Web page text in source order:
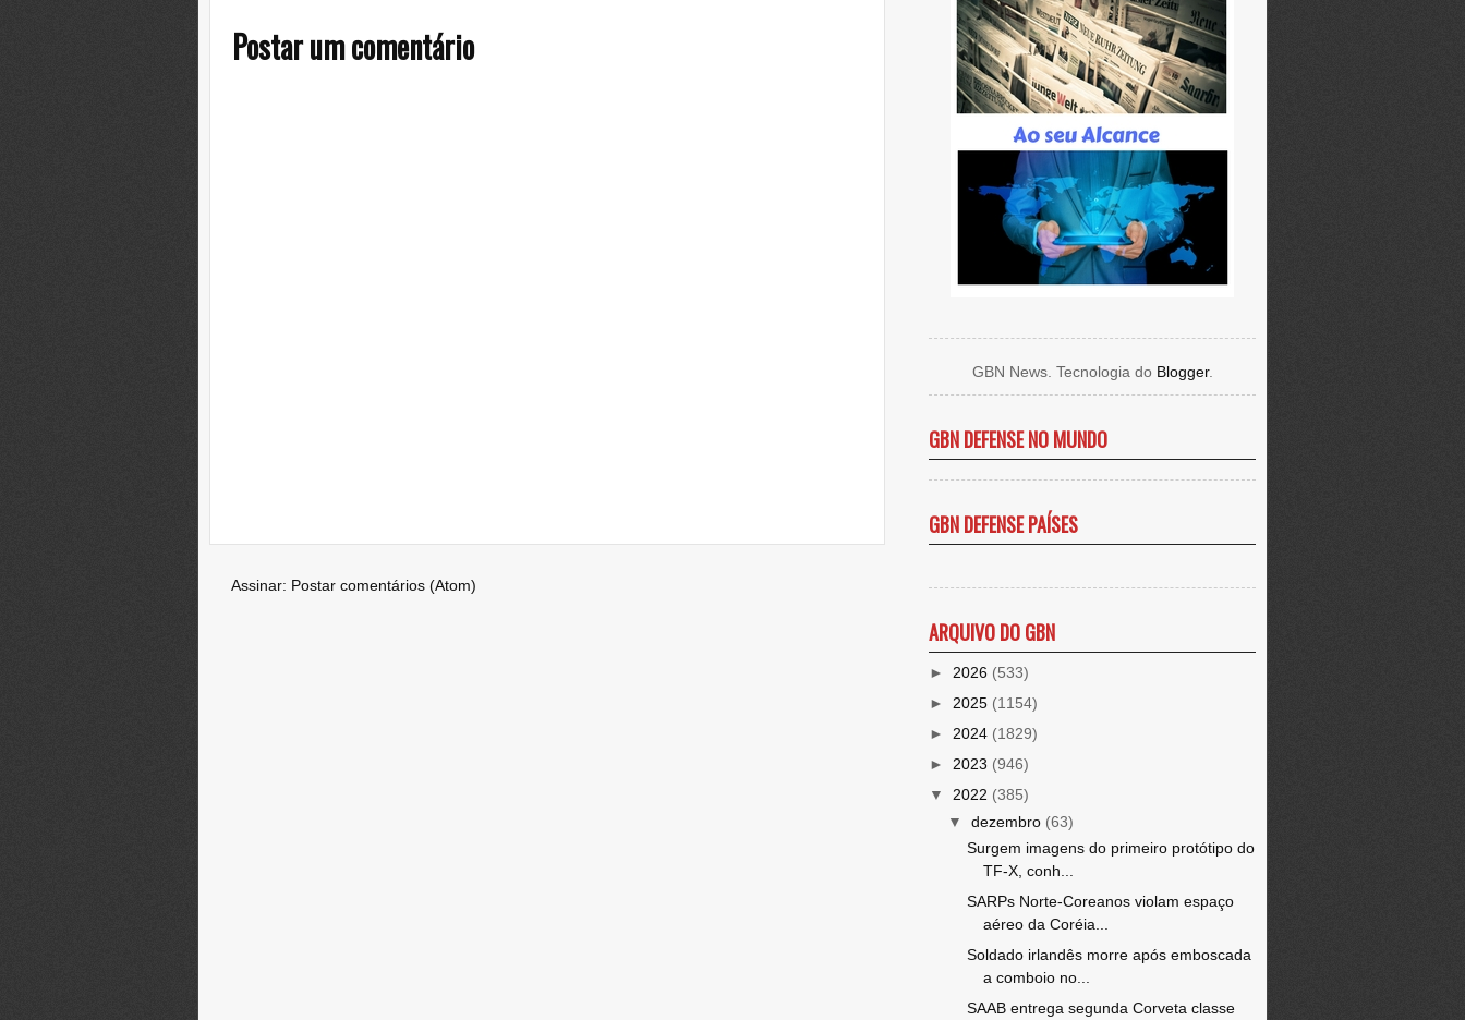
Postar um comentário
Assinar: Postar comentários (Atom)
GBN News. Tecnologia do Blogger.
GBN DEFENSE NO MUNDO
GBN DEFENSE PAÍSES
ARQUIVO DO GBN
► 2026 (533)
► 2025 (1154)
► 2024 (1829)
► 2023 (946)
▼ 2022 (385)
▼ dezembro (63)
Surgem imagens do primeiro protótipo do
TF-X, conh...
SARPs Norte-Coreanos violam espaço
aéreo da Coréia...
Soldado irlandês morre após emboscada
a comboio no...
SAAB entrega segunda Corveta classe